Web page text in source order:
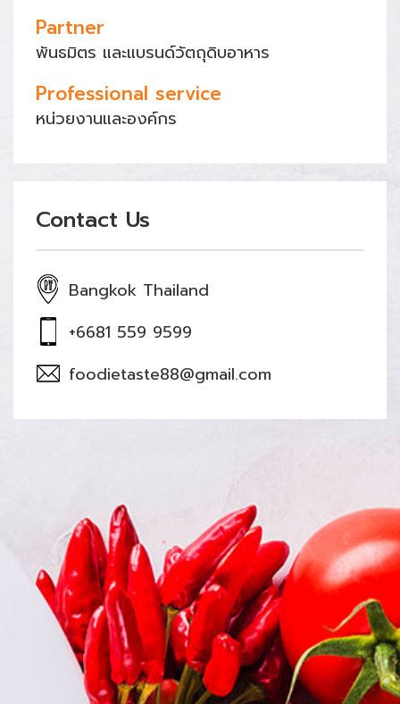
Partner
พันธมิตร และแบรนด์วัตถุดิบอาหาร
Professional service
หน่วยงานและองค์กร
Contact Us
Bangkok Thailand
+6681 559 9599
foodietaste88@gmail.com